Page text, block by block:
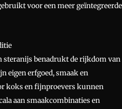
voor een meer geïntegreerde
steranijs benadrukt de rijkdom van
eigen erfgoed, smaak en
koks en fijnproevers kunnen
aan smaakcombinaties en